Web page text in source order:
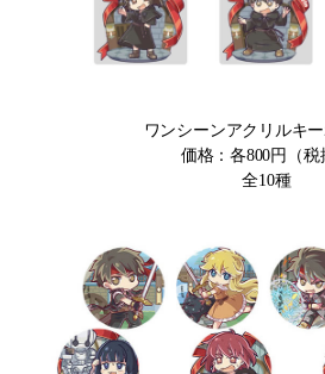
ワンシーンアクリルキ
価格：各800円（税
全10種